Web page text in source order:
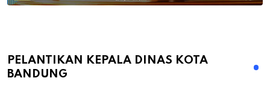
PELANTIKAN KEPALA DINAS KOTA
BANDUNG